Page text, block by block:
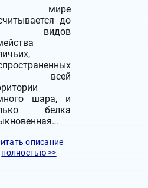
мире
до
видов
всей
шара, и
белка
описание
полностью >>